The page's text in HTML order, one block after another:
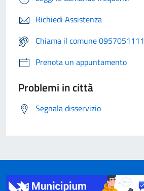
Richiedi Assistenza
Chiama il comune 0957051111
Prenota un appuntamento
Problemi in città
Segnala disservizio